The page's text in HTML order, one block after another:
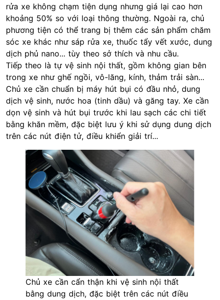
rửa xe không chạm tiện dụng nhưng giá lại cao hơn
khoảng 50% so với loại thông thường. Ngoài ra, chủ
phương tiện có thể trang bị thêm các sản phẩm chăm
sóc xe khác như sáp rửa xe, thuốc tẩy vết xước, dung
dịch phủ nano... tùy theo sở thích và nhu cầu.
Tiếp theo là tự vệ sinh nội thất, gồm không gian bên
trong xe như ghế ngồi, vô-lăng, kính, thảm trải sàn...
Chủ xe cần chuẩn bị máy hút bụi có đầu nhỏ, dung
dịch vệ sinh, nước hoa (tinh dầu) và găng tay. Xe cần
dọn vệ sinh và hút bụi trước khi lau sạch các chi tiết
bằng khăn mềm, đặc biệt lưu ý khi sử dụng dung dịch
trên các nút điện tử, điều khiển giải trí...
Chủ xe cần cẩn thận khi vệ sinh nội thất
bằng dung dịch, đặc biệt trên các nút điều